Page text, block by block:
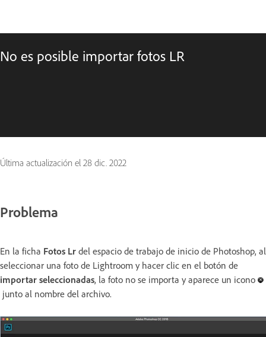
No es posible importar fotos LR
Última actualización el 28 dic. 2022
Problema
En la ficha Fotos Lr del espacio de trabajo de inicio de Photoshop, al
seleccionar una foto de Lightroom y hacer clic en el botón de
importar seleccionadas, la foto no se importa y aparece un icono
junto al nombre del archivo.